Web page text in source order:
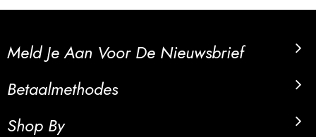
Meld Je Aan Voor De Nieuwsbrief
Betaalmethodes
Shop By